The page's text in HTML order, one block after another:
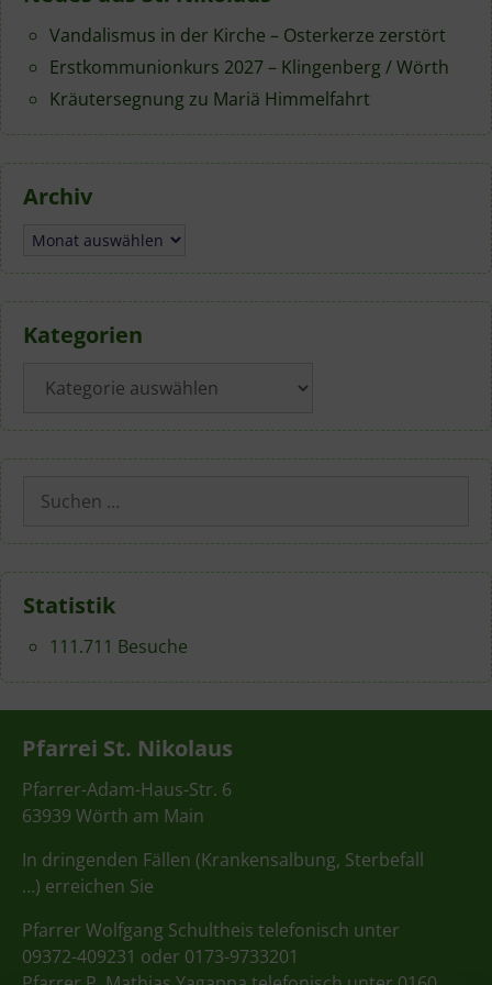
Vandalismus in der Kirche – Osterkerze zerstört
Erstkommunionkurs 2027 – Klingenberg / Wörth
Kräutersegnung zu Mariä Himmelfahrt
Archiv
Archiv
Kategorien
Suchen
nach:
Statistik
111.711 Besuche
Pfarrei St. Nikolaus
Pfarrer-Adam-Haus-Str. 6
63939 Wörth am Main
In dringenden Fällen (Krankensalbung, Sterbefall
…) erreichen Sie
Pfarrer Wolfgang Schultheis telefonisch unter
09372-409231 oder 0173-9733201